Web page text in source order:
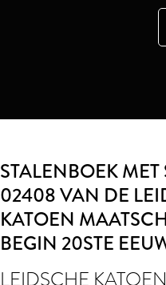
STALENBOEK
02408 VAN DE
KATOEN
BEGIN 20STE
LEIDSCHE KATOEN